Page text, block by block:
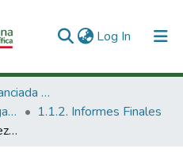
Log In (current)
1. Investigación Financiada con Recursos Públicos
1.1 Productos de investigación
1.1.2. Informes Finales
Reconocimiento de la niñez, Santiago de Cali 1890-1930 : instituciones, subjetividad y vida cotidiana